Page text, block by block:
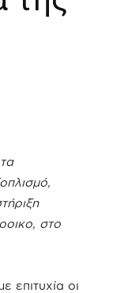
στο
επιτυχία οι